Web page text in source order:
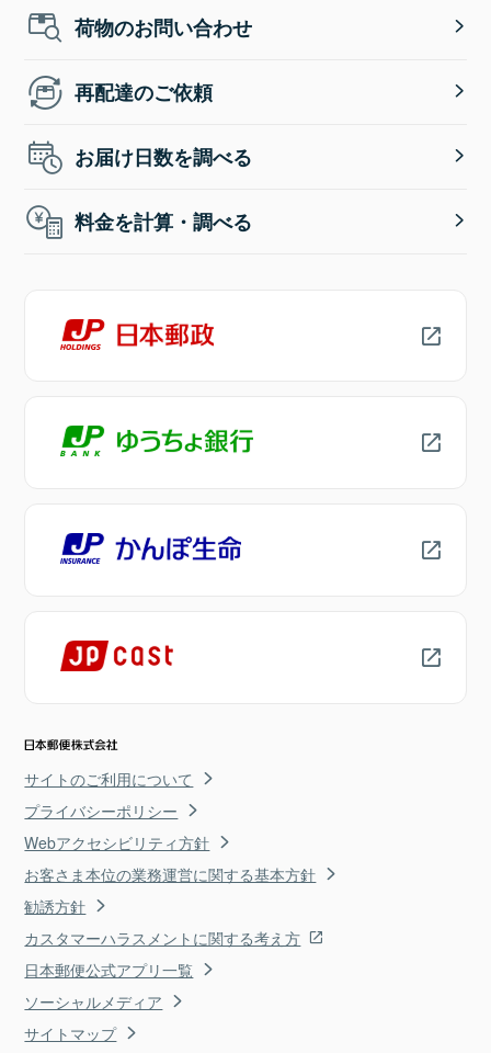
荷物のお問い合わせ
再配達のご依頼
お届け日数を調べる
料金を計算・調べる
サイトのご利用について
プライバシーポリシー
Webアクセシビリティ方針
お客さま本位の業務運営に関する基本方針
勧誘方針
カスタマーハラスメントに関する考え方
日本郵便公式アプリ一覧
ソーシャルメディア
サイトマップ